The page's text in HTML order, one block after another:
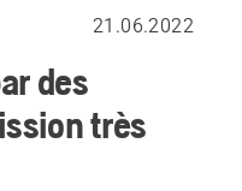
21.06.2022
des
très